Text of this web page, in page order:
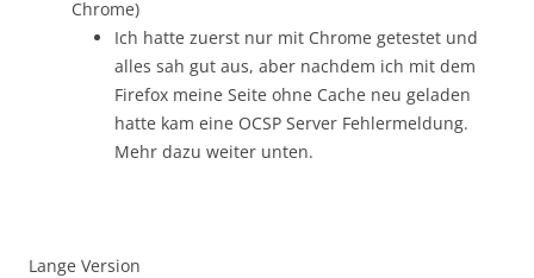
Chrome)
Ich hatte zuerst nur mit Chrome getestet und
alles sah gut aus, aber nachdem ich mit dem
Firefox meine Seite ohne Cache neu geladen
hatte kam eine OCSP Server Fehlermeldung.
Mehr dazu weiter unten.
Lange Version